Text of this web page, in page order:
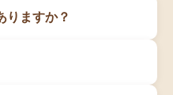
りますか？